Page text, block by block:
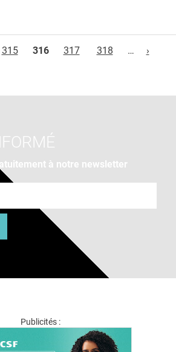
315 316 317 318 … ›
à notre newsletter
Publicités :